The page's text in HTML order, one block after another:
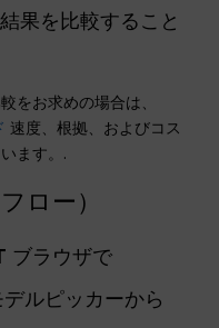
果を比較すること
をお求めの場合は、
速度、根拠、およびコス
ます。.
ロー）
ブラウザで
デルピッカーから